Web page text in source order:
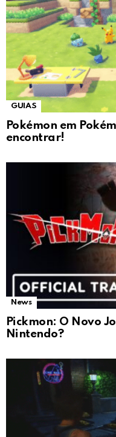
GUIAS
Pokémon em
encontrar!
News
Pickmon: O Novo
Nintendo?